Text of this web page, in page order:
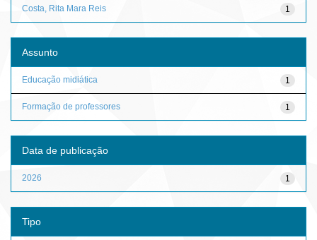
1
Costa, Rita Mara Reis
Assunto
1
Educação midiática
1
Formação de professores
Data de publicação
1
2026
Tipo